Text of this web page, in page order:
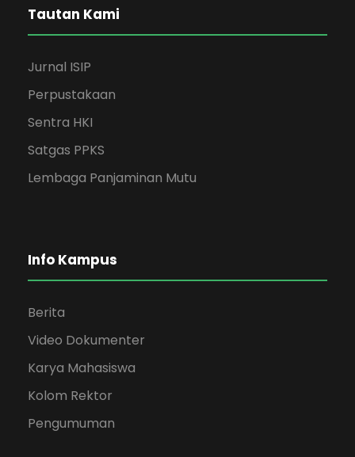
Tautan Kami
Jurnal ISIP
Perpustakaan
Sentra HKI
Satgas PPKS
Lembaga Panjaminan Mutu
Info Kampus
Berita
Video Dokumenter
Karya Mahasiswa
Kolom Rektor
Pengumuman